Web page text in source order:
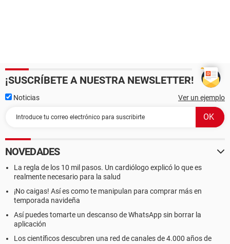
¡SUSCRÍBETE A NUESTRA NEWSLETTER!
Noticias Ver un ejemplo
NOVEDADES
La regla de los 10 mil pasos. Un cardiólogo explicó lo que es
realmente necesario para la salud
¡No caigas! Así es como te manipulan para comprar más en
temporada navideña
Así puedes tomarte un descanso de WhatsApp sin borrar la
aplicación
Los científicos descubren una red de canales de 4.000 años de